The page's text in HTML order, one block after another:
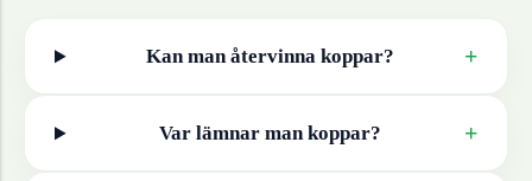
Kan man återvinna koppar? +
Var lämnar man koppar? +